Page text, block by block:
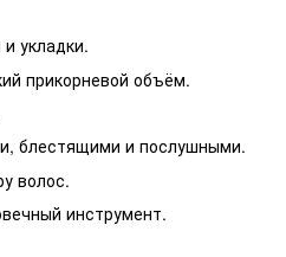
укладки.
прикорневой объём.
блестящими и послушными.
волос.
инструмент.